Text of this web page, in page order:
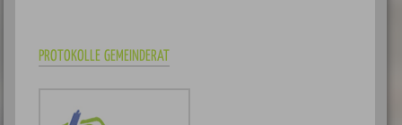
PROTOKOLLE GEMEINDERAT